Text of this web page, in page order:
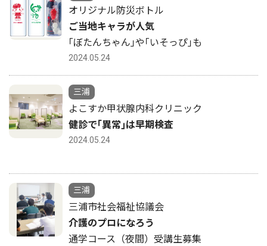
オリジナル防災ボトル
ご当地キャラが人気
｢ぼたんちゃん｣や｢いそっぴ｣も
2024.05.24
三浦
よこすか甲状腺内科クリニック
健診で｢異常｣は早期検査
2024.05.24
三浦
三浦市社会福祉協議会
介護のプロになろう
通学コース（夜間）受講生募集